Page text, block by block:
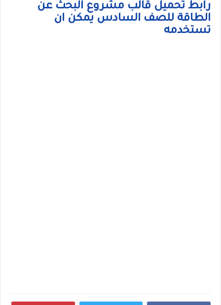
رابط تحميل قالب مشروع البحث عن
الطاقة للصف السادس يمكن ان
تستخدمه